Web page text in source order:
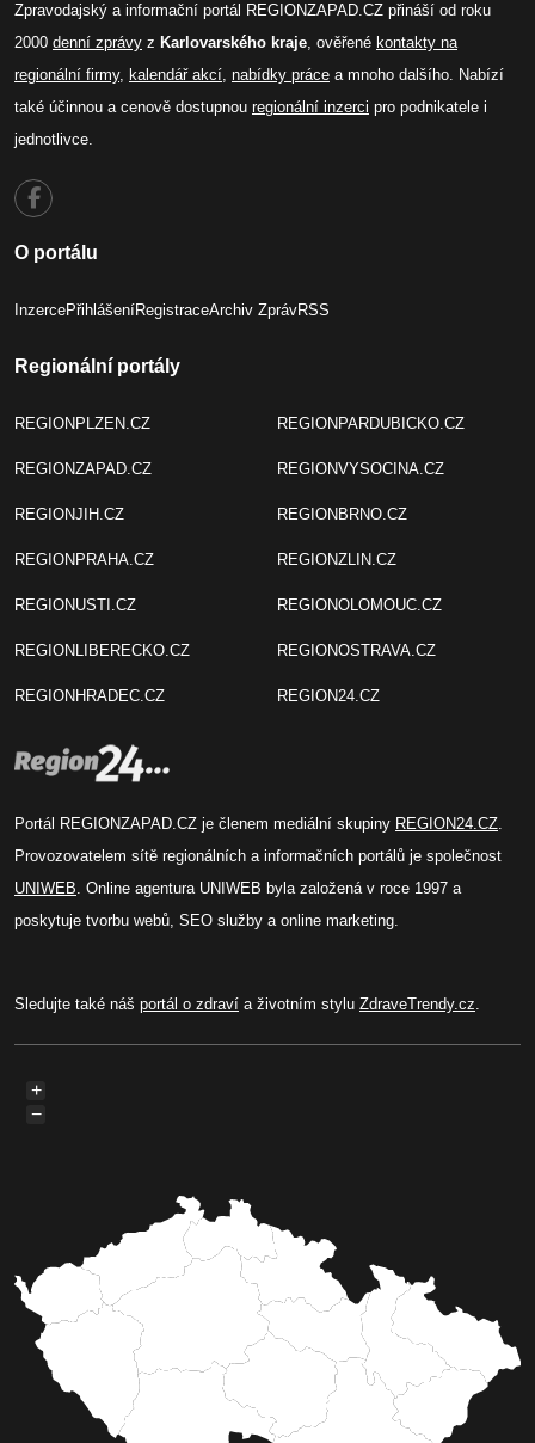
Zpravodajský a informační portál REGIONZAPAD.CZ přináší od roku
2000 denní zprávy z Karlovarského kraje, ověřené kontakty na
regionální firmy, kalendář akcí, nabídky práce a mnoho dalšího. Nabízí
také účinnou a cenově dostupnou regionální inzerci pro podnikatele i
jednotlivce.
O portálu
InzercePřihlášeníRegistraceArchiv ZprávRSS
Regionální portály
REGIONPLZEN.CZ
REGIONZAPAD.CZ
REGIONJIH.CZ
REGIONPRAHA.CZ
REGIONUSTI.CZ
REGIONLIBERECKO.CZ
REGIONHRADEC.CZ
REGIONPARDUBICKO.CZ
REGIONVYSOCINA.CZ
REGIONBRNO.CZ
REGIONZLIN.CZ
REGIONOLOMOUC.CZ
REGIONOSTRAVA.CZ
REGION24.CZ
Portál REGIONZAPAD.CZ je členem mediální skupiny REGION24.CZ.
Provozovatelem sítě regionálních a informačních portálů je společnost
UNIWEB. Online agentura UNIWEB byla založená v roce 1997 a
poskytuje tvorbu webů, SEO služby a online marketing.
Sledujte také náš portál o zdraví a životním stylu ZdraveTrendy.cz.
+
−